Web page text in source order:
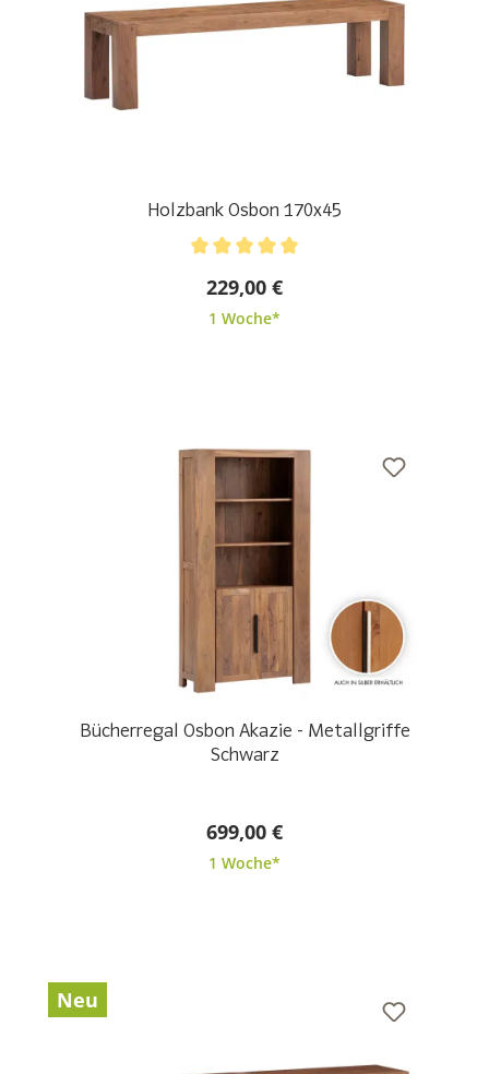
Holzbank Osbon 170x45
229,00 €
1 Woche*
Bücherregal Osbon Akazie - Metallgriffe
Schwarz
699,00 €
1 Woche*
Neu